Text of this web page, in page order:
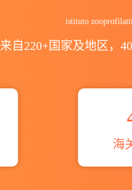
istituto
自220+国家及地区，
海